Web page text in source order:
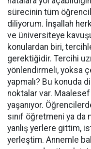
sürecinin tüm
diliyorum. İnşallah
ve üniversiteye
konulardan biri,
gerektiğidir. Tercihi
yönlendirmeli, yoksa
yapmalı? Bu konuda
noktalar var. Maalesef
yaşanıyor.
sınıf öğretmeni ya
yanlış yerlere gittim,
yerleştim. Annemle